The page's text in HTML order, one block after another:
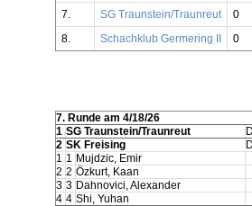
7.
SG Traunstein/Traunreut
0
8.
Schachklub Germering II 0
7. Runde am 4/18/26
1 SG Traunstein/Traunreut
2 SK Freising
1 1 Mujdzic, Emir
2 2 Özkurt, Kaan
3 3 Dahnovici, Alexander
4 4 Shi, Yuhan